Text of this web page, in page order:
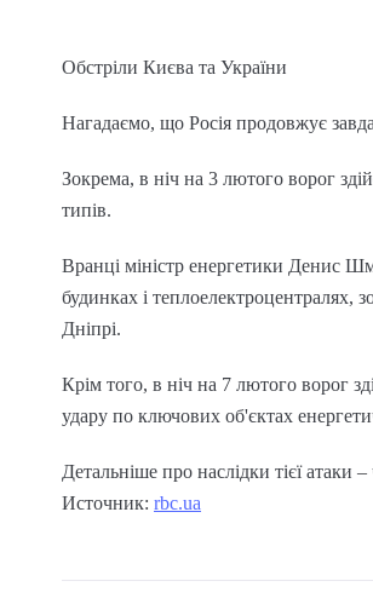
Обстріли Києва та України
Нагадаємо, що Росія продовжує
Зокрема, в ніч на 3 лютого ворог
типів.
Вранці міністр енергетики Денис
будинках і теплоелектроцентралях,
Дніпрі.
Крім того, в ніч на 7 лютого ворог
удару по ключових об'єктах
Детальніше про наслідки тієї атаки
Источник: rbc.ua